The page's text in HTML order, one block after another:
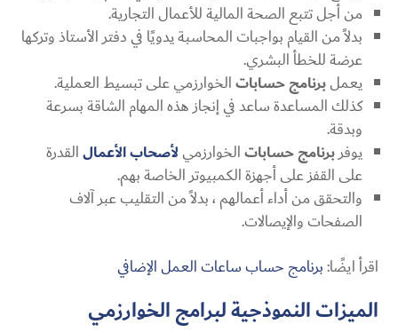
من أجل تتبع الصحة المالية للأعمال التجارية.
بدلاً من القيام بواجبات المحاسبة يدويًا في دفتر الأستاذ وتركها
عرضة للخطأ البشري.
يعملبرنامج حساباتالخوارزمي على تبسيط العملية.
كذلك المساعدة ساعد في إنجاز هذه المهام الشاقة بسرعة
وبدقة.
يوفربرنامج حساباتالخوارزميلأصحاب الأعمالالقدرة
على القفز على أجهزة الكمبيوتر الخاصة بهم.
والتحقق من أداء أعمالهم ، بدلاً من التقليب عبر آلاف
الصفحات والإيصالات.
اقرأ ايضًا:برنامج حساب ساعات العمل الإضافي
الميزات النموذجية لبرامج الخوارزمي